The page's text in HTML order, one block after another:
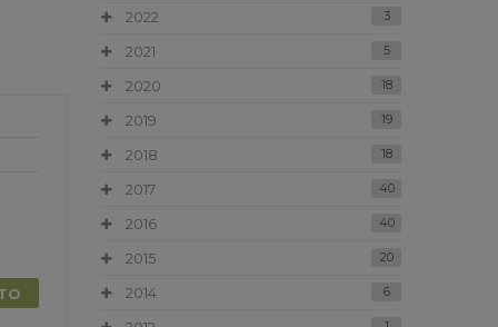
2022 3
2021 5
2020 18
2019 19
2018 18
2017 40
2016 40
2015 20
2014 6